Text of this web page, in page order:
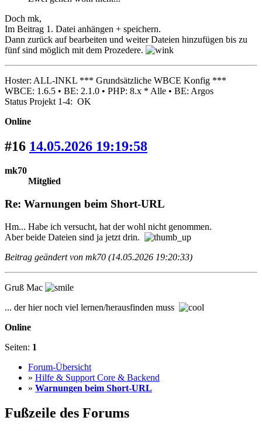
Doch mk,
Im Beitrag 1. Datei anhängen + speichern.
Dann zurück auf bearbeiten und weiter Dateien hinzufügen bis zu
fünf sind möglich mit dem Prozedere.
Hoster: ALL-INKL *** Grundsätzliche WBCE Konfig ***
WBCE: 1.6.5 • BE: 2.1.0 • PHP: 8.x * Alle • BE: Argos
Status Projekt 1-4: OK
Online
#16 14.05.2026 19:19:58
mk70
Mitglied
Re: Warnungen beim Short-URL
Hm... Habe ich versucht, hat der wohl nicht genommen.
Aber beide Dateien sind ja jetzt drin.
Beitrag geändert von mk70 (14.05.2026 19:20:33)
Gruß Mac
... der hier noch viel lernen/herausfinden muss
Online
Seiten: 1
Forum-Übersicht
» Hilfe & Support Core & Backend
» Warnungen beim Short-URL
Fußzeile des Forums